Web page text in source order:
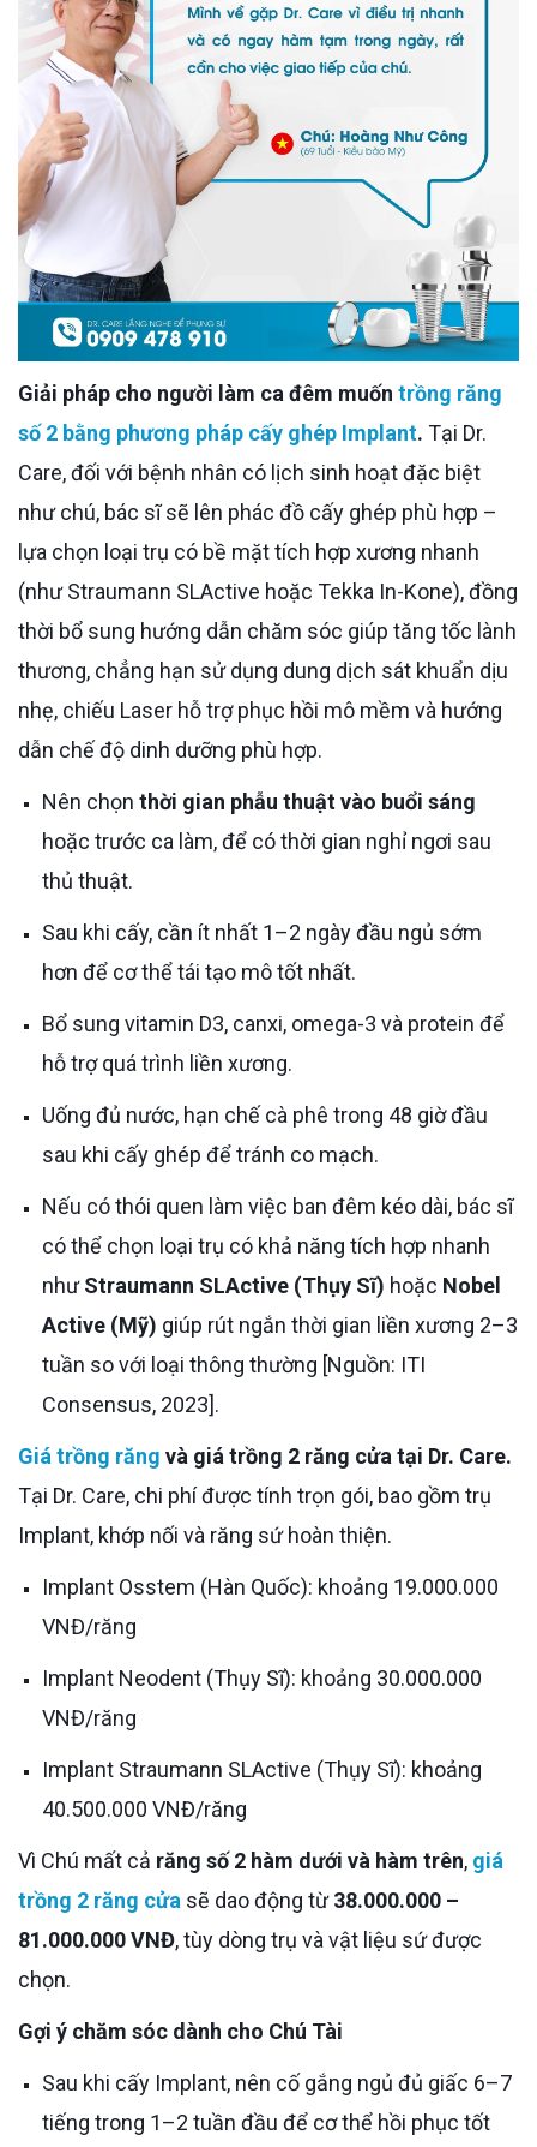
Giải pháp cho người làm ca đêm muốn trồng răng
số 2 bằng phương pháp cấy ghép Implant. Tại Dr.
Care, đối với bệnh nhân có lịch sinh hoạt đặc biệt
như chú, bác sĩ sẽ lên phác đồ cấy ghép phù hợp –
lựa chọn loại trụ có bề mặt tích hợp xương nhanh
(như Straumann SLActive hoặc Tekka In-Kone), đồng
thời bổ sung hướng dẫn chăm sóc giúp tăng tốc lành
thương, chẳng hạn sử dụng dung dịch sát khuẩn dịu
nhẹ, chiếu Laser hỗ trợ phục hồi mô mềm và hướng
dẫn chế độ dinh dưỡng phù hợp.
Nên chọn thời gian phẫu thuật vào buổi sáng
hoặc trước ca làm, để có thời gian nghỉ ngơi sau
thủ thuật.
Sau khi cấy, cần ít nhất 1–2 ngày đầu ngủ sớm
hơn để cơ thể tái tạo mô tốt nhất.
Bổ sung vitamin D3, canxi, omega-3 và protein để
hỗ trợ quá trình liền xương.
Uống đủ nước, hạn chế cà phê trong 48 giờ đầu
sau khi cấy ghép để tránh co mạch.
Nếu có thói quen làm việc ban đêm kéo dài, bác sĩ
có thể chọn loại trụ có khả năng tích hợp nhanh
nhưStraumann SLActive (Thụy Sĩ) hoặc Nobel
Active (Mỹ) giúp rút ngắn thời gian liền xương 2–3
tuần so với loại thông thường [Nguồn: ITI
Consensus, 2023].
Giá trồng răng và giá trồng 2 răng cửa tại Dr. Care.
Tại Dr. Care, chi phí được tính trọn gói, bao gồm trụ
Implant, khớp nối và răng sứ hoàn thiện.
Implant Osstem (Hàn Quốc): khoảng 19.000.000
VNĐ/răng
Implant Neodent (Thụy Sĩ): khoảng 30.000.000
VNĐ/răng
Implant Straumann SLActive (Thụy Sĩ): khoảng
40.500.000 VNĐ/răng
Vì Chú mất cả răng số 2 hàm dưới và hàm trên, giá
trồng 2 răng cửa sẽ dao động từ38.000.000 –
81.000.000 VNĐ, tùy dòng trụ và vật liệu sứ được
chọn.
Gợi ý chăm sóc dành cho Chú Tài
Sau khi cấy Implant, nên cố gắng ngủ đủ giấc 6–7
tiếng trong 1–2 tuần đầu để cơ thể hồi phục tốt